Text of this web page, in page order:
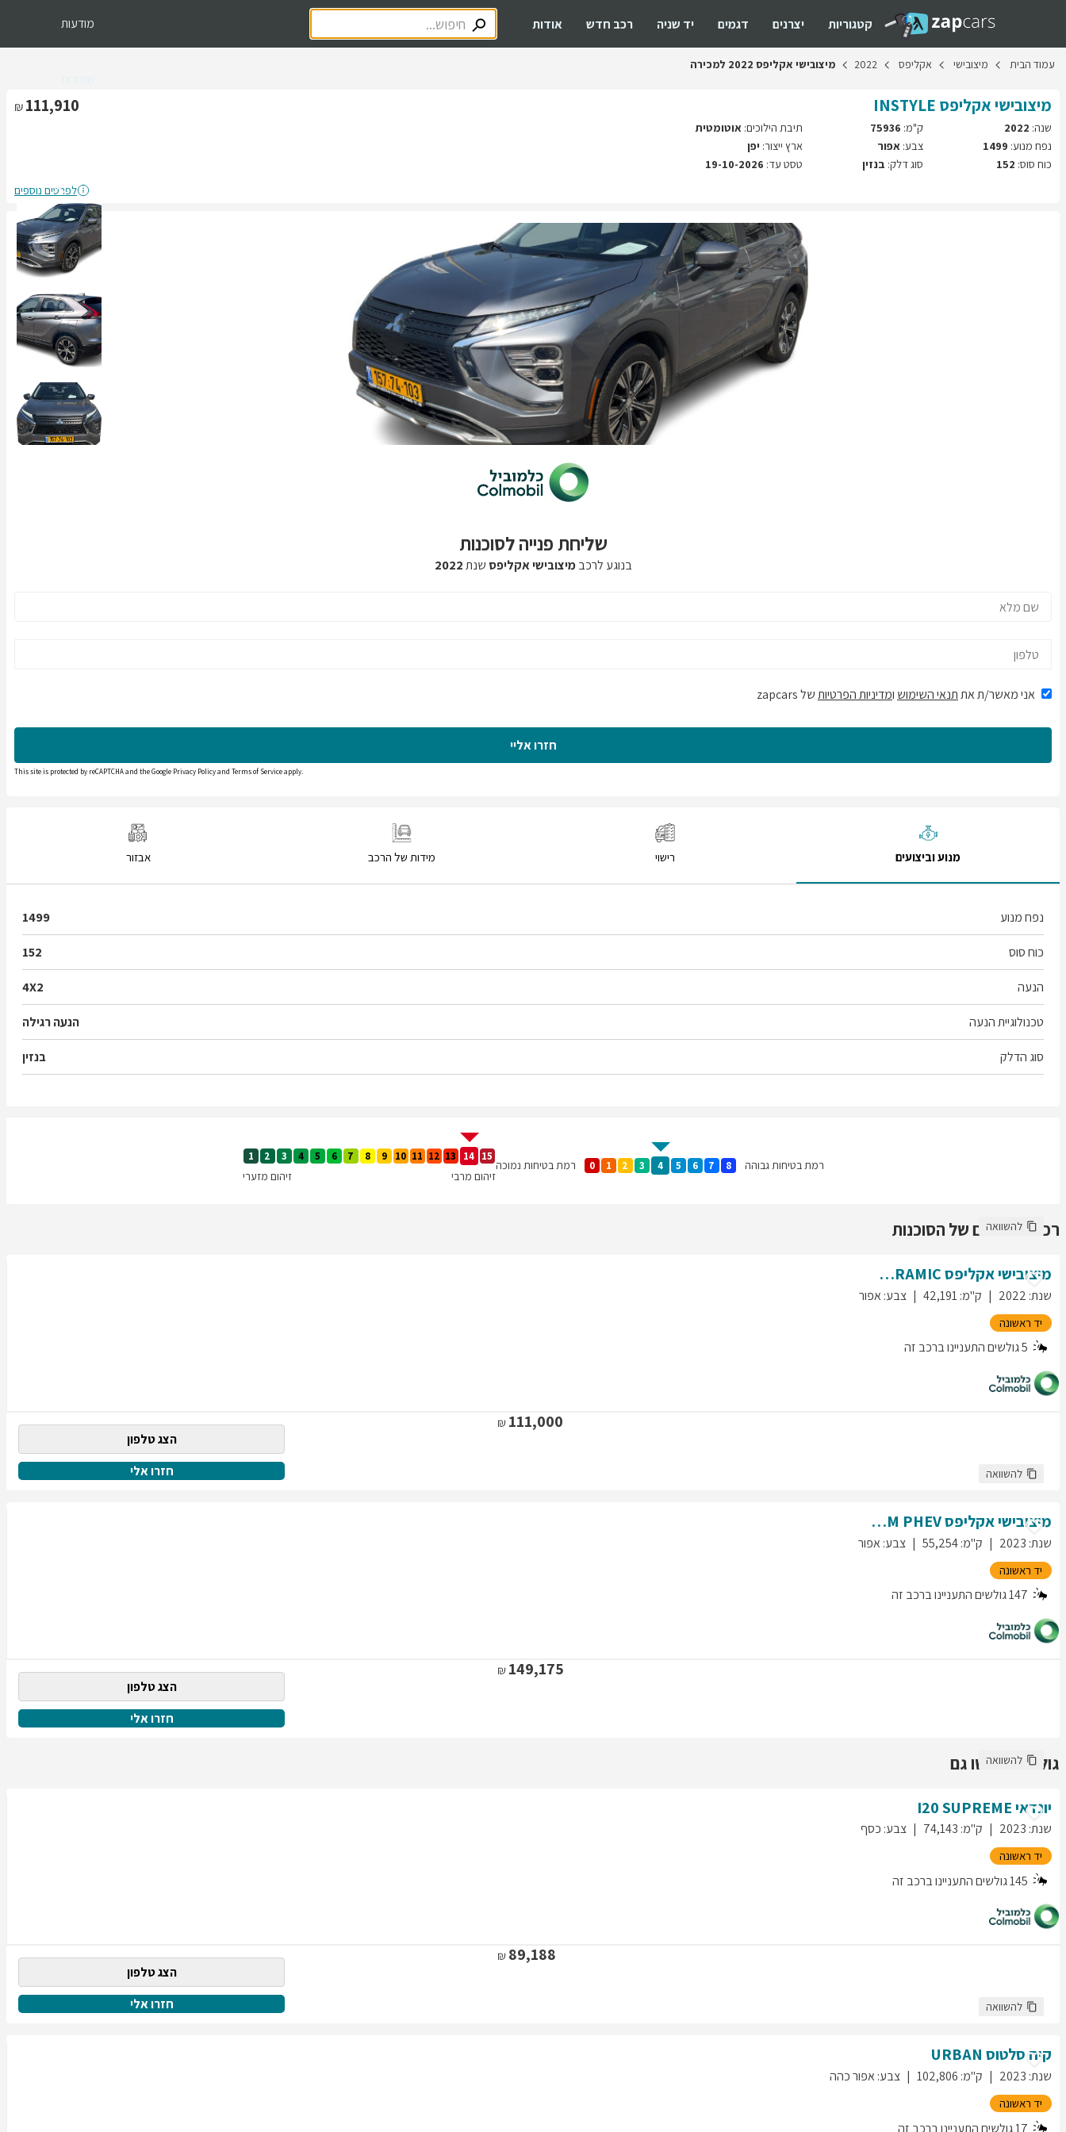
קטגוריות יצרנים דגמים יד שניה רכב חדש אודות מודעות
עמוד הבית מיצובישי אקליפס 2022 מיצובישי אקליפס 2022 למכירה
מיצובישיאקליפס INSTYLE
111,910
שנה: 2022
נפח מנוע: 1499
כוח סוס: 152
ק"מ: 75936
צבע: אפור
סוג דלק: בנזין
תיבת הילוכים: אוטומטית
ארץ ייצור: יפן
טסט עד: 19-10-2026
לפרטים נוספים
שליחת פנייה לסוכנות
בנוגע לרכבמיצובישי אקליפס שנת2022
אני מאשר/ת אתתנאי השימוש ומדיניות הפרטיותשל zapcars
חזרו אליי
This site is protected by reCAPTCHA and the Google Privacy Policyand Terms of Serviceapply.
מנוע וביצועים רישוי מידות של הרכב אבזור
נפח מנוע 1499
כוח סוס 152
הנעה 4X2
טכנולוגיית הנעה הנעה רגילה
סוג הדלק בנזין
רמת בטיחות גבוהה 0 1 2 3 4 5 6 7 8 רמת בטיחות נמוכה
1 2 3 4 5 6 7 8 9 10 11 12 13 14 15
זיהום מרבי זיהום מזערי
רכבים נוספים של הסוכנות
להשוואה
מיצובישיאקליפסPANORAMIC
שנת:
2022 ק"מ:
42,191 צבע:אפור
יד ראשונה
5גולשים התעניינו ברכב זה
111,000
הצג טלפון
חזרו אלי
להשוואה
מיצובישיאקליפסPREMIUM PHEV
שנת:
2023 ק"מ:
55,254 צבע:אפור
יד ראשונה
147גולשים התעניינו ברכב זה
149,175
הצג טלפון
חזרו אלי
גולשים חיפשו גם
להשוואה
יונדאי I20SUPREME
שנת:
2023 ק"מ:
74,143 צבע: כסף
יד ראשונה
145גולשים התעניינו ברכב זה
89,188
הצג טלפון
חזרו אלי
להשוואה
קיה סלטוס URBAN
שנת:
2023 ק"מ:
102,806 צבע:אפור כהה
יד ראשונה
17גולשים התעניינו ברכב זה